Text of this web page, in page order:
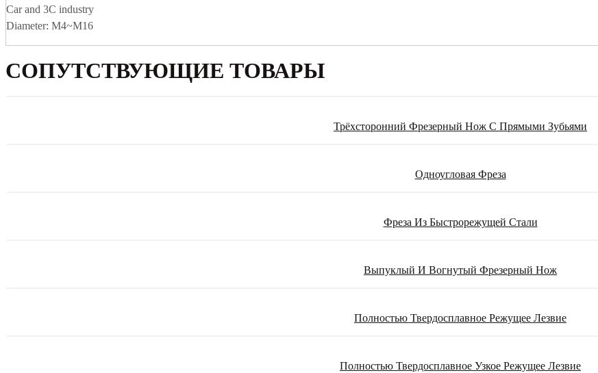
Car and 3C industry
Diameter: M4~M16
СОПУТСТВУЮЩИЕ ТОВАРЫ
Трёхсторонний Фрезерный Нож С Прямыми Зубьями
Одноугловая Фреза
Фреза Из Быстрорежущей Стали
Выпуклый И Вогнутый Фрезерный Нож
Полностью Твердосплавное Режущее Лезвие
Полностью Твердосплавное Узкое Режущее Лезвие